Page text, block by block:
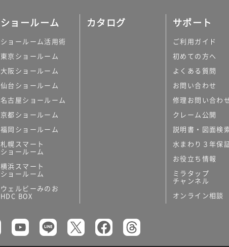
ショールーム
ショールーム活用術
東京ショールーム
大阪ショールーム
仙台ショールーム
名古屋ショールーム
京都ショールーム
福岡ショールーム
札幌スマート
ショールーム
横浜スマート
ショールーム
ウェルビーみのお
HDC BOX
カタログ サポート
ご利用ガイド
初めての方へ
よくある質問
お問い合わせ
修理お問い合わ
クレーム公開
説明書・図面検
水まわり３年保
お役立ち情報
ミラタップ
チャンネル
オンライン相談